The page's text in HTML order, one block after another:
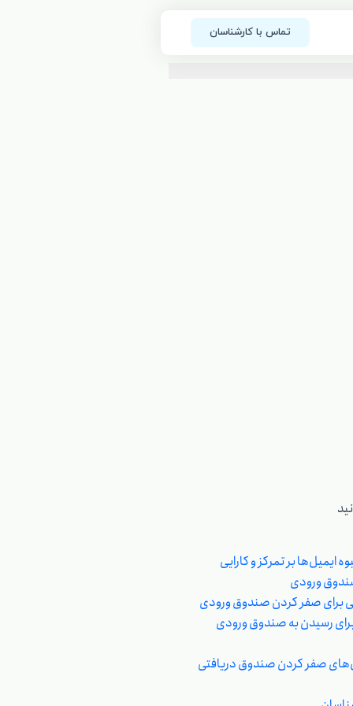
تماس با کارشناسان
ایمیل‌ها بر تمرکز و کارایی
ورودی
برای صفر کردن صندوق ورودی
رسیدن به صندوق ورودی
صفر کردن صندوق دریافتی